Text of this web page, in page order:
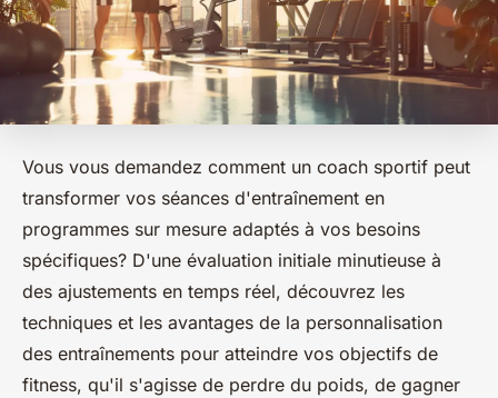
Vous vous demandez comment un coach sportif peut
transformer vos séances d'entraînement en
programmes sur mesure adaptés à vos besoins
spécifiques? D'une évaluation initiale minutieuse à
des ajustements en temps réel, découvrez les
techniques et les avantages de la personnalisation
des entraînements pour atteindre vos objectifs de
fitness, qu'il s'agisse de perdre du poids, de gagner